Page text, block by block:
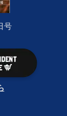
号